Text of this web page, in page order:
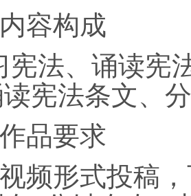
内容构成
宪法、诵读宪
宪法条文、
作品要求
频形式投稿